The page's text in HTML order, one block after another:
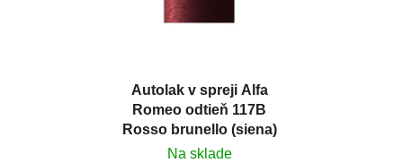
Autolak v spreji Alfa
Romeo odtieň 117B
Rosso brunello (siena)
metalíza 375 ml
Na sklade